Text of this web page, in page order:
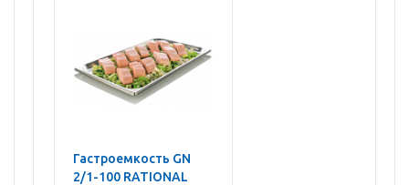
Гастроемкость GN
2/1-100 RATIONAL